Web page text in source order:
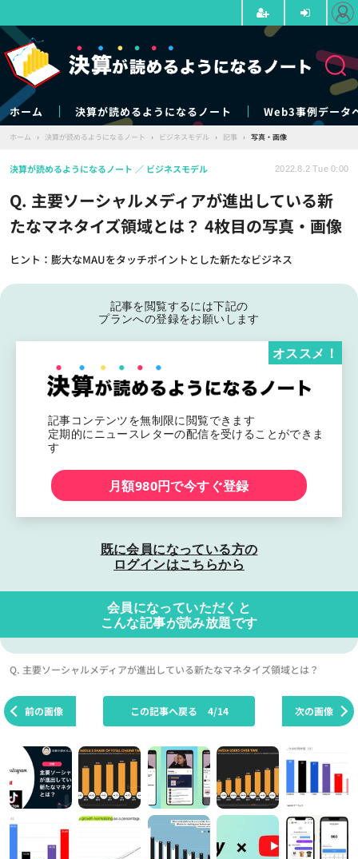
ホーム 決算が読めるようになるノート Web3事例データ
ホーム › 決算が読めるようになるノート › ビジネスモデル › 記事 › 写真・画像
Q. 主要ソーシャルメディアが進出している新
たなマネタイズ領域とは？ 4枚目の写真・画像
ヒント：膨大なMAUをタッチポイントとした新たなビジネス
決算が読めるようになるノート ビジネスモデル 2022.8.2 Tue 0:00
記事を閲覧するには下記の
プランへの登録をお願いします
記事コンテンツを無制限に閲覧できます
定期的にニュースレターの配信を受けることができま
す
オススメ！
月額980円で今すぐ登録
既に会員になっている方の
ログインはこちらから
会員になっていただくと
こんな記事が読み放題です
Q. 主要ソーシャルメディアが進出している新たなマネタイズ領域とは？
前の画像 次の画像
この記事へ戻る 4/14